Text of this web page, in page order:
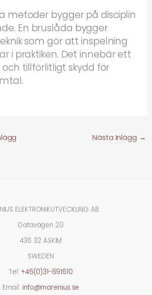
metoder bygger på disciplin
En bruslåda bygger
som gör att inspelning
i praktiken. Det innebär ett
tillförlitligt skydd för
Nästa Inlägg →
ELEKTRONIKUTVECKLING AB
Datavägen 20
436 32 ASKIM
SWEDEN
Tel: +46(0)31-691610
Email: info@marenius.se